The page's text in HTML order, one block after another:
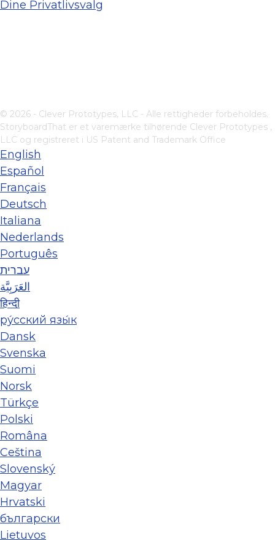
Dine Privatlivsvalg
© 2026 - Clever Prototypes, LLC - Alle rettigheder forbeholdes.
StoryboardThat er et varemærke tilhørende Clever Prototypes ,
LLC og registreret i US Patent and Trademark Office
English
Español
Français
Deutsch
Italiana
Nederlands
Português
עברית
العَرَبِيَّة
हिन्दी
ру́сский язы́к
Dansk
Svenska
Suomi
Norsk
Türkçe
Polski
Româna
Ceština
Slovenský
Magyar
Hrvatski
български
Lietuvos